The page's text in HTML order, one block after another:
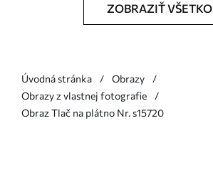
ZOBRAZIŤ VŠETKO
Úvodná stránka
Obrazy
Obrazy z vlastnej fotografie
Obraz Tlač na plátno Nr. s15720